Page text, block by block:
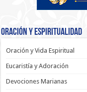
Oración y Espiritualidad
Oración y Vida Espiritual
Eucaristía y Adoración
Devociones Marianas